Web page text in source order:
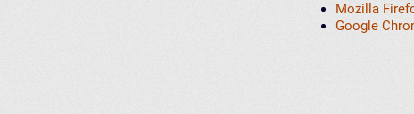
Mozilla
Google